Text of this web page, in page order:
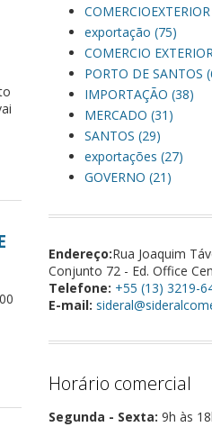
exportação (75)
COMERCIO
PORTO DE SANTOS
IMPORTAÇÃO (38)
MERCADO (31)
SANTOS (29)
exportações (27)
GOVERNO (21)
Endereço:Rua Joaquim
Conjunto 72 - Ed. Office
Telefone: +55 (13) 3219-
E-mail:
Horário comercial
Segunda - Sexta: 9h às